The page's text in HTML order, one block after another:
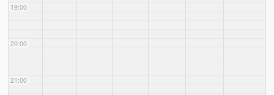
19:00
20:00
21:00